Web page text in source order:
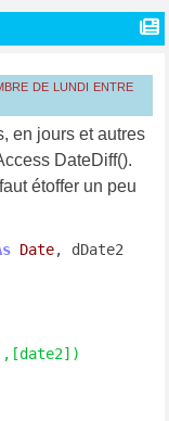
de lundi entre
en jours et autres
DateDiff().
étoffer un peu
Date